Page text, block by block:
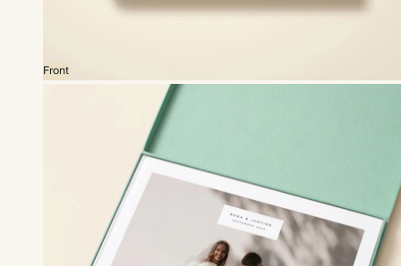
Front